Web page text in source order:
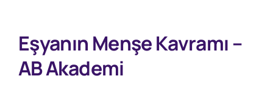
Larger
Image
Eşyanın Menşe Kavramı –
AB Akademi